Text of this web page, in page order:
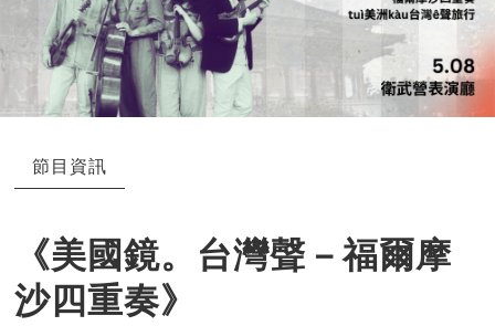
節目資訊
《美國鏡。台灣聲－福爾摩
沙四重奏》